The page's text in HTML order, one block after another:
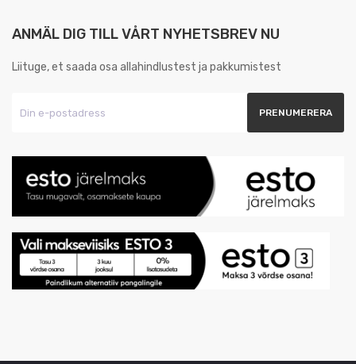
ANMÄL DIG TILL VÅRT NYHETSBREV NU
Liituge, et saada osa allahindlustest ja pakkumistest